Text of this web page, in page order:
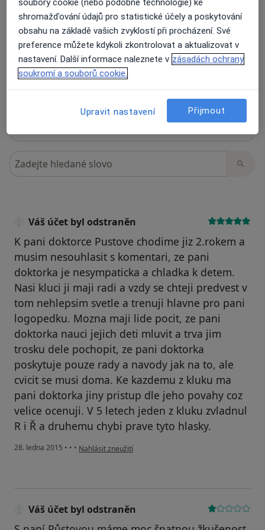
Recenze pacientů jsou pro nás důležité.
Specialisté nemají možnost zaplatit za
odstranění nebo změnu recenze pacienta.
Další informace.Další informace o názorech
Hledejte v názorech
Váš účet byl odstraněn
K pani doktorce Pustove chodime jiz 2.rokem a
musim nesouhlasit s komentari, ze pani
doktorka je nesympaticka a chladka k detem.
Nasi kluci ji maji radi a vzdy se chteji predvest v
tom nehlepsim svetle a trenuji hlavne pro pani
logopedku. Mozna maji lide pocit, ze pani
doktorka nauci jejich deti mluvit a trva jim
trosku dele pochopit, ze pani doktorka
poskytuje pouze rady a navody jak na to, ale
cvicit se musi doma. Ke kazdemu z kluku ma
pani doktorka jiny pristup dle jeho povahy coz
velice ocenuji. V 5 letech jeden z kluku zvladnul
R i Ř a druhemu chybi prave tyto hlasky.
28. ledna 2015 • • • podle názoru uživatele Váš účet byl odstraněn
Nahlásit zneužití
Váš účet byl odstraněn
soubory cookie (nebo podobné technologie) ke
shromažďování údajů pro statistické účely a poskytování
obsahu na základě vašich zvyklostí při procházení. Své
preference můžete kdykoli zkontrolovat a aktualizovat v
nastavení. Další informace naleznete v zásadách ochrany
soukromí a souborů cookie.
Upravit nastavení Přijmout